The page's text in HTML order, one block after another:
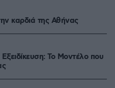
καρδιά της Αθήνας
Το Mοντέλο που